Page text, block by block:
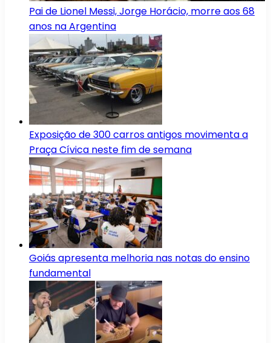
Pai de Lionel Messi, Jorge Horácio, morre aos 68
anos na Argentina
Exposição de 300 carros antigos movimenta a
Praça Cívica neste fim de semana
Goiás apresenta melhoria nas notas do ensino
fundamental